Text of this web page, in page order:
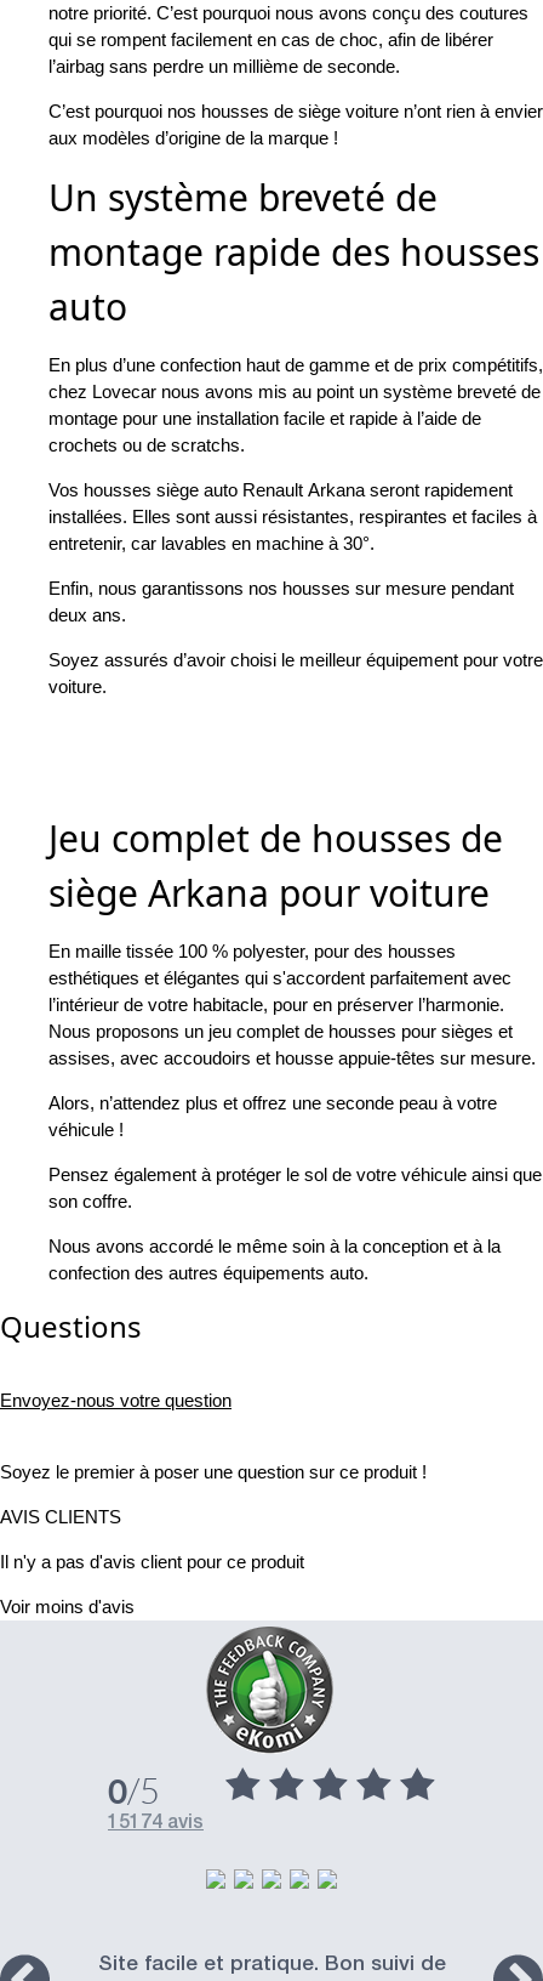
notre priorité. C’est pourquoi nous avons conçu des coutures
qui se rompent facilement en cas de choc, afin de libérer
l’airbag sans perdre un millième de seconde.
C’est pourquoi nos housses de siège voiture n’ont rien à envier
aux modèles d’origine de la marque !
Un système breveté de
montage rapide des housses
auto
En plus d’une confection haut de gamme et de prix compétitifs,
chez Lovecar nous avons mis au point un système breveté de
montage pour une installation facile et rapide à l’aide de
crochets ou de scratchs.
Vos housses siège auto Renault Arkana seront rapidement
installées. Elles sont aussi résistantes, respirantes et faciles à
entretenir, car lavables en machine à 30°.
Enfin, nous garantissons nos housses sur mesure pendant
deux ans.
Soyez assurés d’avoir choisi le meilleur équipement pour votre
voiture.
Jeu complet de housses de
siège Arkana pour voiture
En maille tissée 100 % polyester, pour des housses
esthétiques et élégantes qui s'accordent parfaitement avec
l’intérieur de votre habitacle, pour en préserver l’harmonie.
Nous proposons un jeu complet de housses pour sièges et
assises, avec accoudoirs et housse appuie-têtes sur mesure.
Alors, n’attendez plus et offrez une seconde peau à votre
véhicule !
Pensez également à protéger le sol de votre véhicule ainsi que
son coffre.
Nous avons accordé le même soin à la conception et à la
confection des autres équipements auto.
Questions
Envoyez-nous votre question
Soyez le premier à poser une question sur ce produit !
AVIS CLIENTS
Il n'y a pas d'avis client pour ce produit
Voir moins d'avis
0/5
15174 avis
Site facile et pratique. Bon suivi de